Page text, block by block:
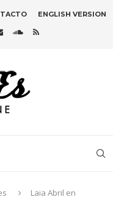
ENGLISH VERSION
Laia Abril en